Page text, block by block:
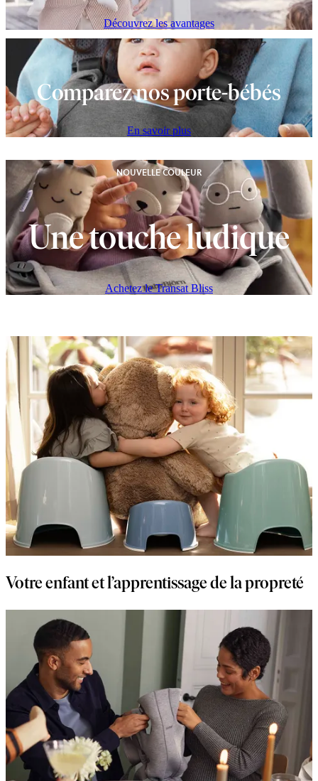
Découvrez les avantages
Comparez nos porte-bébés
En savoir plus
NOUVELLE COULEUR
Une touche ludique
Achetez le Transat Bliss
Votre enfant et l’apprentissage de la propreté